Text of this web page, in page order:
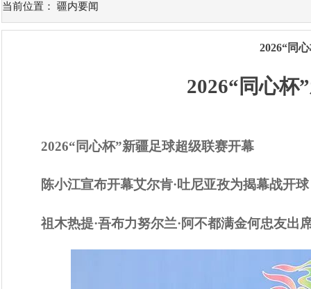
当前位置： 疆内要闻
2026“同
2026“同心杯
2026“同心杯”新疆足球超级联赛开幕
陈小江宣布开幕艾尔肯·吐尼亚孜为揭幕战开球
祖木热提·吾布力努尔兰·阿不都满金何忠友出